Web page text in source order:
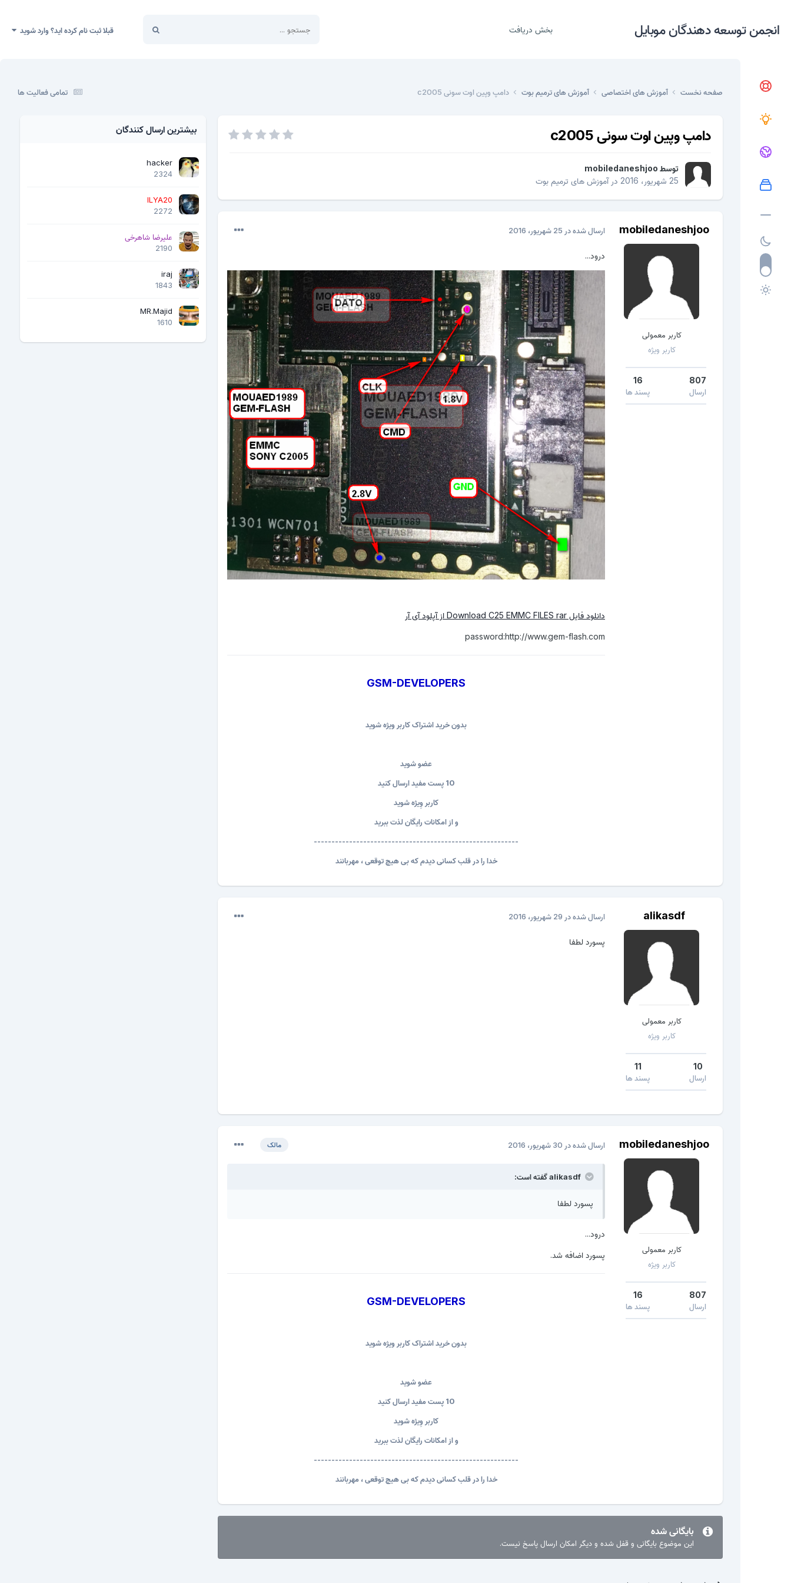
انجمن توسعه دهندگان موبایل بخش دریافت قبلا ثبت نام کرده اید؟ وارد شوید
تمامی فعالیت ها صفحه نخست آموزش های اختصاصی آموزش های ترمیم بوت دامپ وپین اوت سونی c2005
دامپ وپین اوت سونی c2005
توسط mobiledaneshjoo
25 شهریور، 2016
درآموزش های ترمیم بوت
mobiledaneshjoo
کاربر معمولی
کاربر ویژه
807
ارسال
16
پسند ها
ارسال شده در 25 شهریور، 2016
درود...
دانلود فایل Download C25 EMMC FILES rar از آپلود آی آر
password:http://www.gem-flash.com
GSM-DEVELOPERS
بدون خرید اشتراک کاربر ویژه شوید
عضو شوید
10 پست مفید ارسال کنید
کاربر وِیژه شوید
و از امکانات رایگان لذت ببرید
----------------------------------------------------------
خدا را در قلب کسانی دیدم که بی هیچ توقعی ، مهربانند
alikasdf
کاربر معمولی
کاربر ویژه
10
ارسال
11
پسند ها
ارسال شده در 29 شهریور، 2016
پسورد لطفا
mobiledaneshjoo
کاربر معمولی
کاربر ویژه
807
ارسال
16
پسند ها
مالک ارسال شده در 30 شهریور، 2016
پسورد لطفا
درود...
پسورد اضافه شد.
GSM-DEVELOPERS
بدون خرید اشتراک کاربر ویژه شوید
عضو شوید
10 پست مفید ارسال کنید
کاربر وِیژه شوید
و از امکانات رایگان لذت ببرید
----------------------------------------------------------
خدا را در قلب کسانی دیدم که بی هیچ توقعی ، مهربانند
بایگانی شده
این موضوع بایگانی و قفل شده و دیگر امکان ارسال پاسخ نیست.
بیشترین ارسال کنندگان
hacker
2324
ILYA20
2272
علیرضا شاهرخی
2190
iraj
1843
MR.Majid
1610